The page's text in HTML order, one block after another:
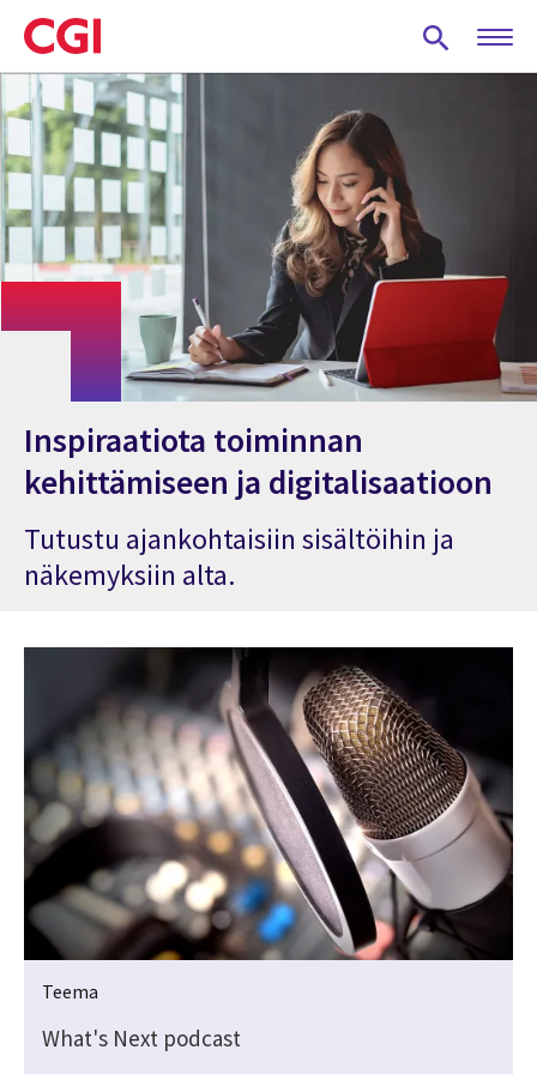
Skip
to
main
content
Inspiraatiota toiminnan
kehittämiseen ja digitalisaatioon
Tutustu ajankohtaisiin sisältöihin ja
näkemyksiin alta.
Teema
What's Next podcast